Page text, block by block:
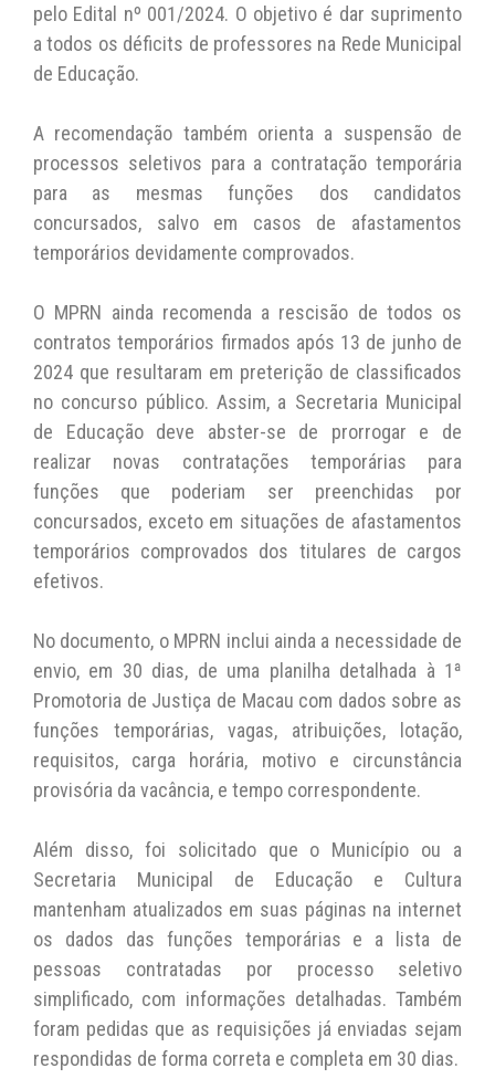
pelo Edital nº 001/2024. O objetivo é dar suprimento
a todos os déficits de professores na Rede Municipal
de Educação.
A recomendação também orienta a suspensão de
processos seletivos para a contratação temporária
para as mesmas funções dos candidatos
concursados, salvo em casos de afastamentos
temporários devidamente comprovados.
O MPRN ainda recomenda a rescisão de todos os
contratos temporários firmados após 13 de junho de
2024 que resultaram em preterição de classificados
no concurso público. Assim, a Secretaria Municipal
de Educação deve abster-se de prorrogar e de
realizar novas contratações temporárias para
funções que poderiam ser preenchidas por
concursados, exceto em situações de afastamentos
temporários comprovados dos titulares de cargos
efetivos.
No documento, o MPRN inclui ainda a necessidade de
envio, em 30 dias, de uma planilha detalhada à 1ª
Promotoria de Justiça de Macau com dados sobre as
funções temporárias, vagas, atribuições, lotação,
requisitos, carga horária, motivo e circunstância
provisória da vacância, e tempo correspondente.
Além disso, foi solicitado que o Município ou a
Secretaria Municipal de Educação e Cultura
mantenham atualizados em suas páginas na internet
os dados das funções temporárias e a lista de
pessoas contratadas por processo seletivo
simplificado, com informações detalhadas. Também
foram pedidas que as requisições já enviadas sejam
respondidas de forma correta e completa em 30 dias.